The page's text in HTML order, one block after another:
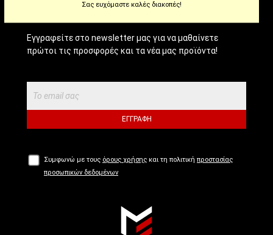
Εγγραφείτε στο newsletter μας για να μαθαίνετε
πρώτοι τις προσφορές και τα νέα μας προϊόντα!
ΕΓΓΡΑΦΉ
Συμφωνώ με τους όρους χρήσης και τη πολιτική προστασίας
προσωπικών δεδομένων
Σας ευχόμαστε καλές διακοπές!